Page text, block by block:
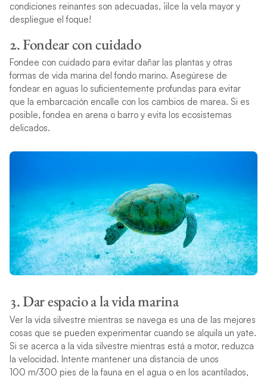
condiciones reinantes son adecuadas, ¡ilce la vela mayor y
despliegue el foque!
2. Fondear con cuidado
Fondee con cuidado para evitar dañar las plantas y otras
formas de vida marina del fondo marino. Asegúrese de
fondear en aguas lo suficientemente profundas para evitar
que la embarcación encalle con los cambios de marea. Si es
posible, fondea en arena o barro y evita los ecosistemas
delicados.
3. Dar espacio a la vida marina
Ver la vida silvestre mientras se navega es una de las mejores
cosas que se pueden experimentar cuando se alquila un yate.
Si se acerca a la vida silvestre mientras está a motor, reduzca
la velocidad. Intente mantener una distancia de unos
100 m/300 pies de la fauna en el agua o en los acantilados,